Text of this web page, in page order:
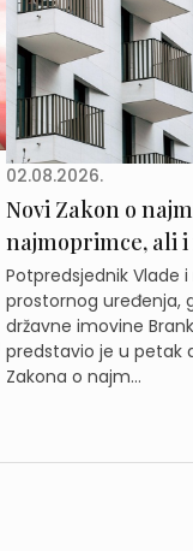
02.08.2026.
Novi Zakon o
najmoprimce, ali i
Potpredsjednik Vlade
prostornog uređenja,
državne imovine
predstavio je u petak
Zakona o najm...